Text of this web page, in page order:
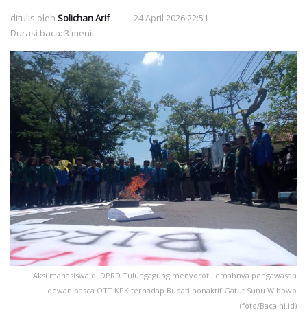
ditulis oleh Solichan Arif
24 April 2026 22:51
Durasi baca: 3 menit
Aksi mahasiswa di DPRD Tulungagung menyoroti lemahnya pengawasan
dewan pasca OTT KPK terhadap Bupati nonaktif Gatut Sunu Wibowo
(foto/Bacaini.id)